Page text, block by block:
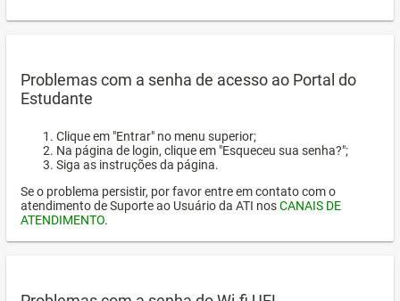
Problemas com a senha de acesso ao Portal do
Estudante
Clique em "Entrar" no menu superior;
Na página de login, clique em "Esqueceu sua senha?";
Siga as instruções da página.
Se o problema persistir, por favor entre em contato com o
atendimento de Suporte ao Usuário da ATI nosCANAIS DE
ATENDIMENTO.